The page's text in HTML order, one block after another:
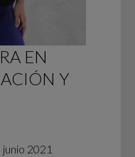
EN
Y
junio 2021